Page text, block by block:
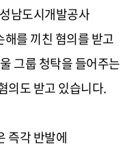
남도시개발공사
해를 끼친 혐의를 받고
그룹 청탁을 들어주는
의도 받고 있습니다.
즉각 반발에